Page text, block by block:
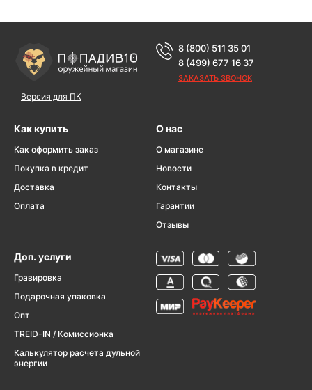
Версия для ПК
8 (800) 511 35 01
8 (499) 677 16 37
ЗАКАЗАТЬ ЗВОНОК
Как купить
Как оформить заказ
Покупка в кредит
Доставка
Оплата
О нас
О магазине
Новости
Контакты
Гарантии
Отзывы
Доп. услуги
Гравировка
Подарочная упаковка
Опт
TREID-IN / Комиссионка
Калькулятор расчета дульной
энергии